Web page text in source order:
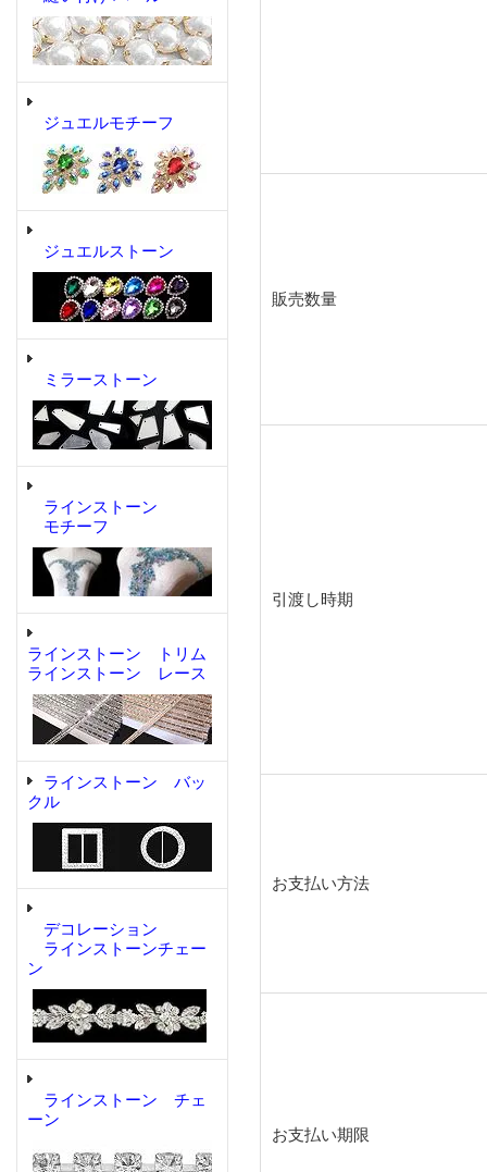
ジュエルモチーフ
ジュエルストーン
ミラーストーン
ラインストーン
モチーフ
ラインストーン トリム
ラインストーン レース
ラインストーン バッ
クル
デコレーション
ラインストーンチェー
ン
ラインストーン チェ
ーン
販売数量
引渡し時期
お支払い方法
お支払い期限